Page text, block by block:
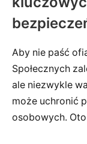
Aby nie paść
Społecznych
ale niezwykle
może uchronić
osobowych.